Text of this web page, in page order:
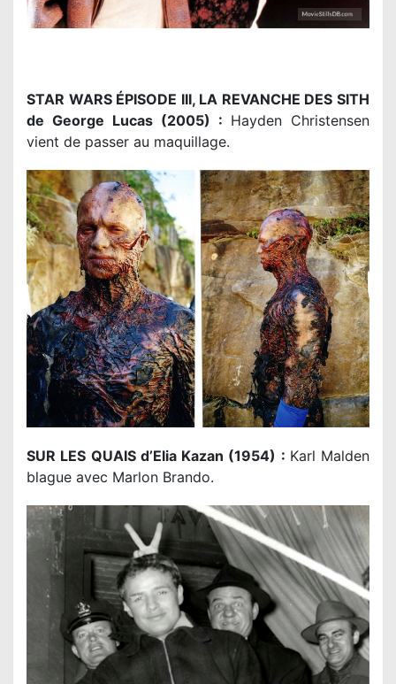
STAR WARS ÉPISODE III, LA REVANCHE DES SITH
de George Lucas (2005) : Hayden Christensen
vient de passer au maquillage.
SUR LES QUAIS d’Elia Kazan (1954) : Karl Malden
blague avec Marlon Brando.